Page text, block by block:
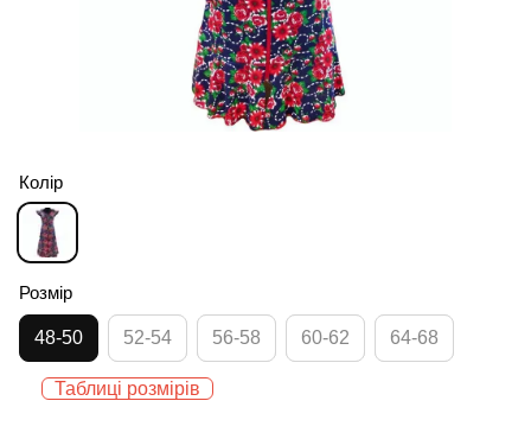
Колір
Розмір
48-50 52-54 56-58 60-62 64-68
Таблиці розмірів